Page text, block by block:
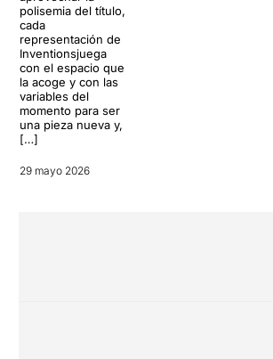
polisemia del título,
cada
representación de
Inventionsjuega
con el espacio que
la acoge y con las
variables del
momento para ser
una pieza nueva y,
[…]
29 mayo 2026